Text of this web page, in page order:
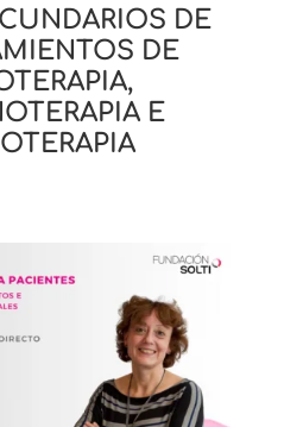
DE
DE
E